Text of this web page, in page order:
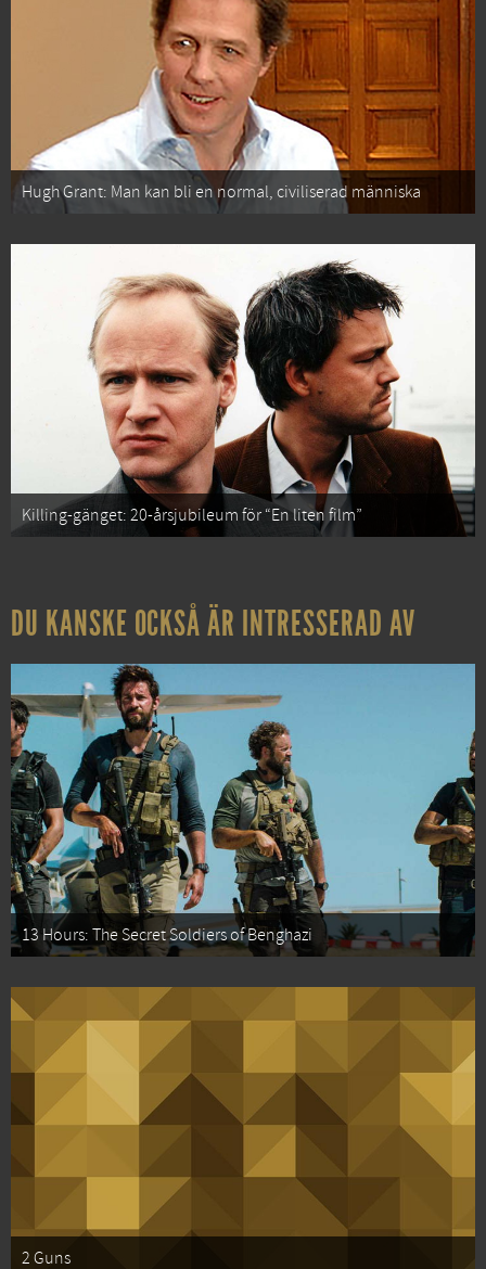
Hugh Grant: Man kan bli en normal, civiliserad människa
Killing-gänget: 20-årsjubileum för “En liten film”
DU KANSKE OCKSÅ ÄR INTRESSERAD AV
13 Hours: The Secret Soldiers of Benghazi
2 Guns